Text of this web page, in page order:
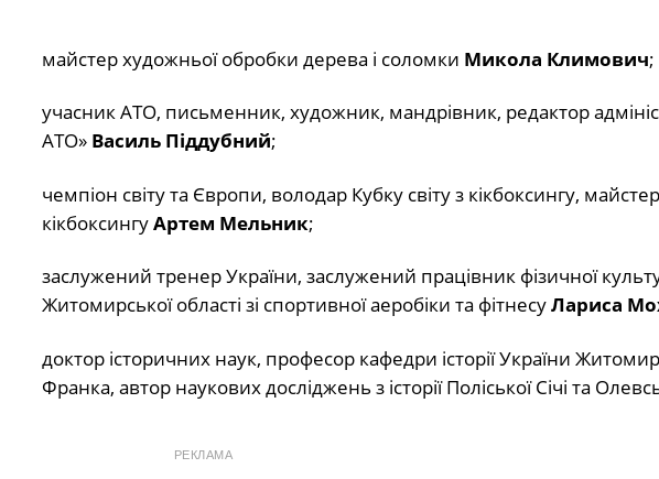
майстер художньої обробки дерева і соломки Микола Климович;
учасник АТО, письменник, художник, мандрівник, редактор
АТО» Василь Піддубний;
чемпіон світу та Європи, володар Кубку світу з кікбоксингу,
кікбоксингуАртем Мельник;
заслужений тренер України, заслужений працівник фізичної
Житомирської областi зi спортивної аеробiки та фiтнесуЛариса
доктор історичних наук, професор кафедри історії України
Франка, автор наукових досліджень з історії Поліської Січі та
РЕКЛАМА